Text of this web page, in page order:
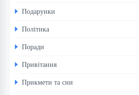
Подарунки
Політика
Поради
Привітання
Прикмети та сни